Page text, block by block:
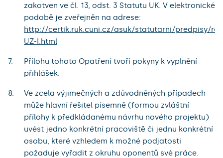
zakotven ve čl. 13, odst. 3 Statutu UK. V elektronické
podobě je zveřejněn na adrese:
http://certik.ruk.cuni.cz/asuk/statutarni/predpisy/
UZ-I.html
Přílohu tohoto Opatření tvoří pokyny k vyplnění
přihlášek.
Ve zcela výjimečných a zdůvodněných případech
může hlavní řešitel písemně (formou zvláštní
přílohy k předkládanému návrhu nového projektu)
uvést jedno konkrétní pracoviště či jednu konkrétní
osobu, které vzhledem k možné podjatosti
požaduje vyřadit z okruhu oponentů své práce.